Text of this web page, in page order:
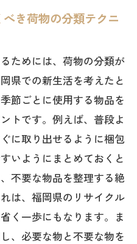
き荷物の分類テクニ
ためには、荷物の分類が
県での新生活を考えたと
節ごとに使用する物品を
トです。例えば、普段よ
に取り出せるように梱包
いようにまとめておくと
不要な物品を整理する絶
は、福岡県のリサイクル
く一歩にもなります。ま
、必要な物と不要な物を